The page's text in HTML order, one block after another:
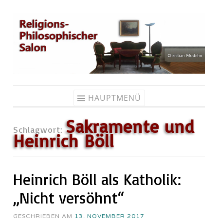
Zum
Inhalt
springen
HAUPTMENÜ
Schlagwort:Sakramente und
Heinrich Böll
Heinrich Böll als Katholik:
„Nicht versöhnt“
GESCHRIEBEN AM 13. NOVEMBER 2017